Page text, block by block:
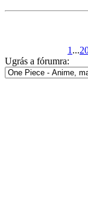
1 ...
Ugrás a fórumra: